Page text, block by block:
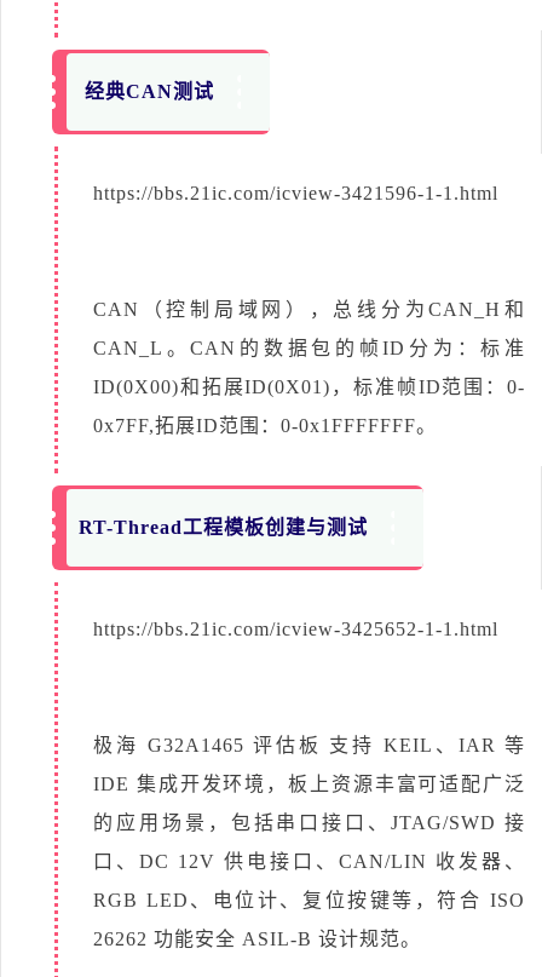
经典CAN测试
https://bbs.21ic.com/icview-3421596-1-1.html
CAN（控制局域网），总线分为CAN_H和
CAN_L。CAN的数据包的帧ID分为：标准
ID(0X00)和拓展ID(0X01)，标准帧ID范围：0-
0x7FF,拓展ID范围：0-0x1FFFFFFF。
RT-Thread工程模板创建与测试
https://bbs.21ic.com/icview-3425652-1-1.html
极海 G32A1465 评估板 支持 KEIL、IAR 等
IDE 集成开发环境，板上资源丰富可适配广泛
的应用场景，包括串口接口、JTAG/SWD 接
口、DC 12V 供电接口、CAN/LIN 收发器、
RGB LED、电位计、复位按键等，符合 ISO
26262 功能安全 ASIL-B 设计规范。